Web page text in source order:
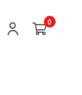
0